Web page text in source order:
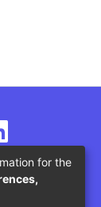
for the